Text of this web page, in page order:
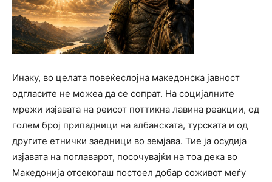
Инаку, во целата повеќеслојна македонска јавност
одгласите не можеа да се сопрат. На социјалните
мрежи изјавата на реисот поттикна лавина реакции, од
голем број припадници на албанската, турската и од
другите етнички заедници во земјава. Тие ја осудија
изјавата на поглаварот, посочувајќи на тоа дека во
Македонија отсекогаш постоел добар соживот меѓу